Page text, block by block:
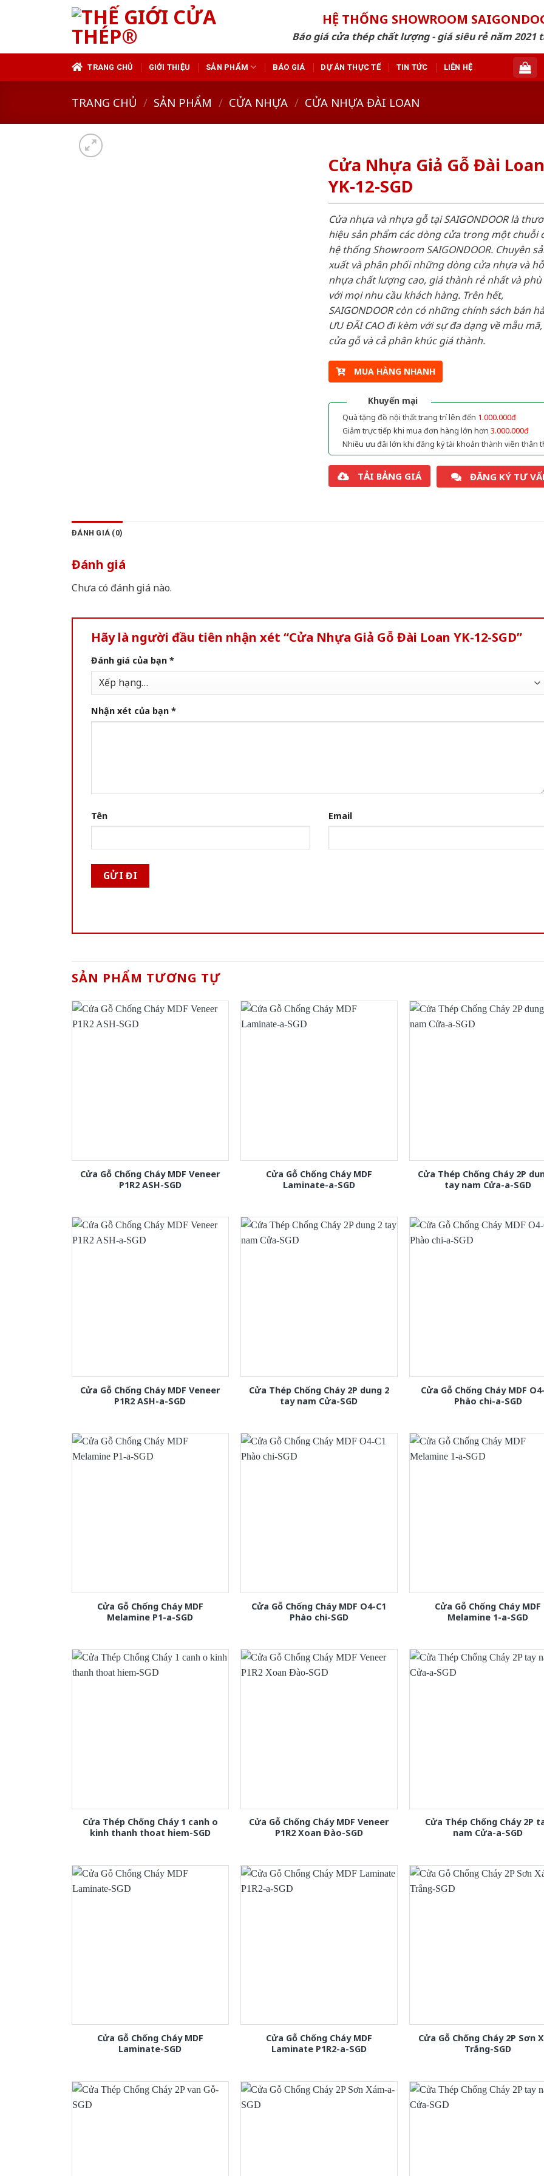
HỆ THỐNG SHOWROOM
Báo giá cửa thép chất lượng - giá siêu rẻ năm 2021
TRANG CHỦ GIỚI THIỆU SẢN PHẨM BÁO GIÁ DỰ ÁN THỰC TẾ TIN TỨC LIÊN HỆ
TRANG CHỦ / SẢN PHẨM / CỬA NHỰA / CỬA NHỰA ĐÀI LOAN
Cửa Nhựa Giả Gỗ Đài Loan
YK-12-SGD
Cửa nhựa và nhựa gỗ tại SAIGONDOOR là
hiệu sản phẩm các dòng cửa trong một chuỗi
hệ thống Showroom SAIGONDOOR. Chuyên
xuất và phân phối những dòng cửa nhựa và
nhựa chất lượng cao, giá thành rẻ nhất và
với mọi nhu cầu khách hàng. Trên hết,
SAIGONDOOR còn có những chính sách bán
ƯU ĐÃI CAO đi kèm với sự đa dạng về mẫu
cửa gỗ và cả phân khúc giá thành.
MUA HÀNG NHANH
Khuyến mại
Quà tặng đồ nội thất trang trí lên đến 1.000.000đ
Giảm trực tiếp khi mua đơn hàng lớn hơn 3.000.000đ
Nhiều ưu đãi lớn khi đăng ký tài khoản thành viên thân
TẢI BẢNG GIÁ ĐĂNG KÝ TƯ
ĐÁNH GIÁ (0)
Đánh giá
Chưa có đánh giá nào.
Hãy là người đầu tiên nhận xét “Cửa Nhựa Giả Gỗ Đài Loan YK-12-SGD”
Đánh giá của bạn *
Nhận xét của bạn *
Tên Email
SẢN PHẨM TƯƠNG TỰ
Cửa Gỗ Chống Cháy MDF Veneer
P1R2 ASH-SGD
Cửa Gỗ Chống Cháy MDF
Laminate-a-SGD
Cửa Thép Chống Cháy 2P
tay nam Cửa-a-SGD
Cửa Gỗ Chống Cháy MDF Veneer
P1R2 ASH-a-SGD
Cửa Thép Chống Cháy 2P dung 2
tay nam Cửa-SGD
Cửa Gỗ Chống Cháy MDF
Phào chi-a-SGD
Cửa Gỗ Chống Cháy MDF
Melamine P1-a-SGD
Cửa Gỗ Chống Cháy MDF O4-C1
Phào chi-SGD
Cửa Gỗ Chống Cháy MDF
Melamine 1-a-SGD
Cửa Thép Chống Cháy 1 canh o
kinh thanh thoat hiem-SGD
Cửa Gỗ Chống Cháy MDF Veneer
P1R2 Xoan Đào-SGD
Cửa Thép Chống Cháy 2P
nam Cửa-a-SGD
Cửa Gỗ Chống Cháy MDF
Laminate-SGD
Cửa Gỗ Chống Cháy MDF
Laminate P1R2-a-SGD
Cửa Gỗ Chống Cháy 2P Sơn
Trắng-SGD